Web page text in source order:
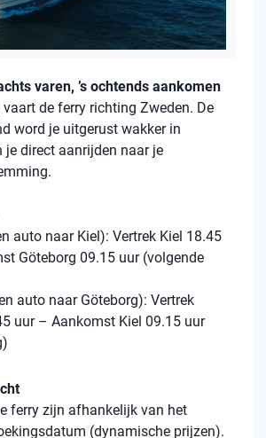
varen, ’s ochtends aankomen
de ferry richting Zweden. De
word je uitgerust wakker in
je direct aanrijden naar je
auto naar Kiel): Vertrek Kiel 18.45
Göteborg 09.15 uur (volgende
auto naar Göteborg): Vertrek
uur – Aankomst Kiel 09.15 uur
ferry zijn afhankelijk van het
(dynamische prijzen).